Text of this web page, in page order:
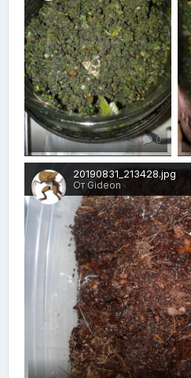
0
20190831_213428.jpg
От Gideon